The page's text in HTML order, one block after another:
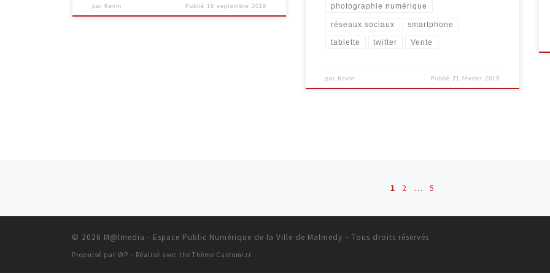
par Kevin Publié 16 septembre 2019 photographie numérique
réseaux sociaux smartphone
tablette twitter Vente
par Kevin Publié 21 février 2019
1 2 … 5
© 2026 M@lmedia - Espace Public Numérique de la Ville de Malmedy – Tous droits réservés
Propulsé par WP – Réalisé avec the Thème Customizr